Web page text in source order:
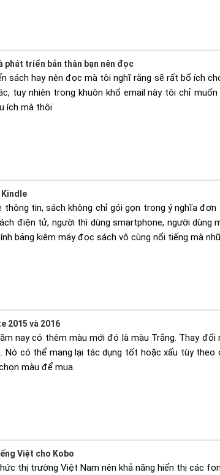
phát triển bản thân bạn nên đọc
sách hay nên đọc mà tôi nghĩ rằng sẽ rất bổ ích
tuy nhiên trong khuôn khổ email này tôi chỉ
ích mà thôi
Kindle
thông tin, sách không chỉ gói gọn trong ý nghĩa
điện tử, người thì dùng smartphone, người dùng
bảng kiêm máy đọc sách vô cùng nổi tiếng mà
2015 và 2016
nay có thêm màu mới đó là màu Trắng. Thay
Nó có thể mang lại tác dụng tốt hoặc xấu tùy
màu để mua.
Việt cho Kobo
thị trường Việt Nam nên khả năng hiển thị các